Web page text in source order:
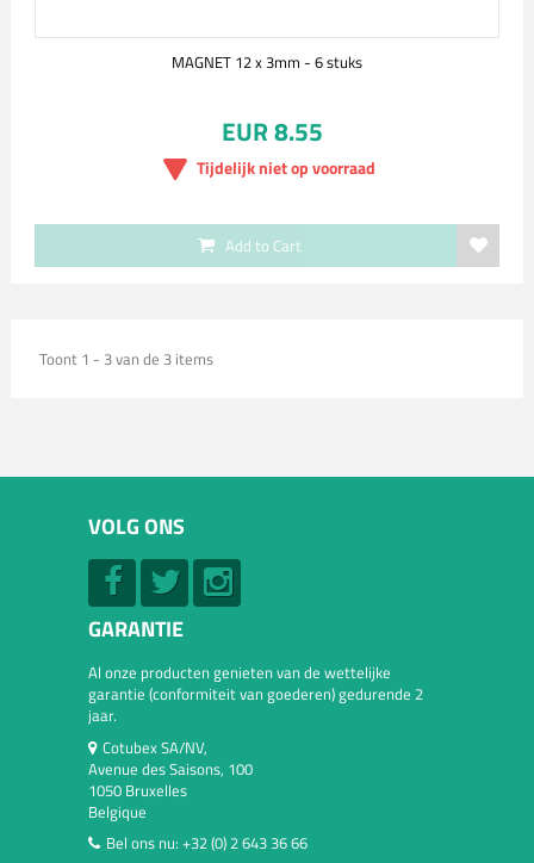
MAGNET 12 x 3mm - 6 stuks
EUR 8.55
Tijdelijk niet op voorraad
Add to Cart
Toont 1 - 3 van de 3 items
VOLG ONS
GARANTIE
Al onze producten genieten van de wettelijke
garantie (conformiteit van goederen) gedurende 2
jaar.
Cotubex SA/NV,
Avenue des Saisons, 100
1050 Bruxelles
Belgique
Bel ons nu: +32 (0) 2 643 36 66